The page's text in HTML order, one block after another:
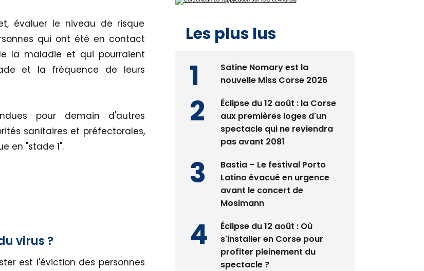
évaluer le niveau de risque
qui ont été en contact
la maladie et qui pourraient
et la fréquence de leurs
pour demain d'autres
sanitaires et préfectorales,
en "stade 1".
virus ?
est l'éviction des personnes
Les plus lus
Satine Nomary est la
nouvelle Miss Corse 2026
Éclipse du 12 août : la Corse
aux premières loges d'un
spectacle qui ne reviendra
pas avant 2081
Bastia – Le festival Porto
Latino évacué en urgence
avant le concert de
Mosimann
Éclipse du 12 août : Où
s'installer en Corse pour
profiter pleinement du
spectacle ?